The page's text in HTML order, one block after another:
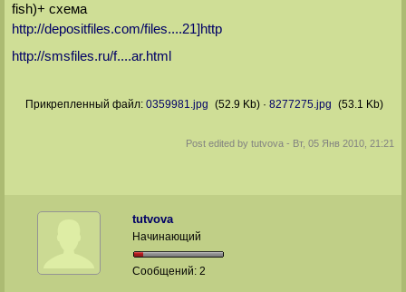
fish)+ схема
http://depositfiles.com/files....21]http
http://smsfiles.ru/f....ar.html
Прикрепленный файл: 0359981.jpg (52.9 Kb) · 8277275.jpg (53.1 Kb)
Post edited bytutvova - Вт, 05 Янв 2010, 21:21
tutvova
Начинающий
Сообщений:2